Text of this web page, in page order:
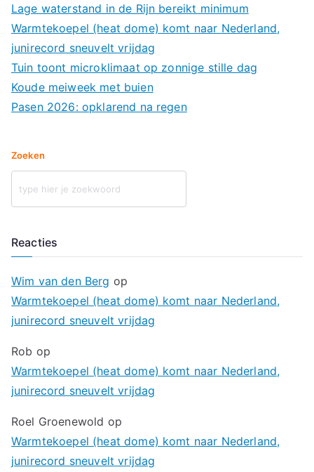
Lage waterstand in de Rijn bereikt minimum
Warmtekoepel (heat dome) komt naar Nederland,
junirecord sneuvelt vrijdag
Tuin toont microklimaat op zonnige stille dag
Koude meiweek met buien
Pasen 2026: opklarend na regen
Zoeken
Reacties
Wim van den Berg op
Warmtekoepel (heat dome) komt naar Nederland,
junirecord sneuvelt vrijdag
Rob op
Warmtekoepel (heat dome) komt naar Nederland,
junirecord sneuvelt vrijdag
Roel Groenewold op
Warmtekoepel (heat dome) komt naar Nederland,
junirecord sneuvelt vrijdag